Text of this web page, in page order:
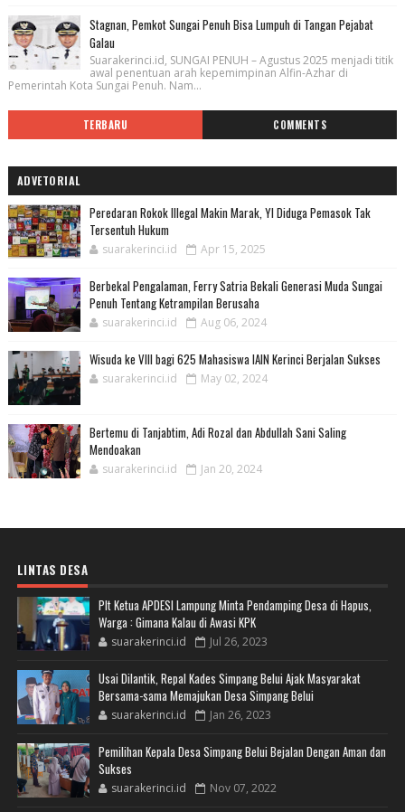
Stagnan, Pemkot Sungai Penuh Bisa Lumpuh di Tangan Pejabat
Galau
Suarakerinci.id, SUNGAI PENUH – Agustus 2025 menjadi titik
awal penentuan arah kepemimpinan Alfin-Azhar di
Pemerintah Kota Sungai Penuh. Nam...
TERBARU COMMENTS
ADVETORIAL
Peredaran Rokok Illegal Makin Marak, YI Diduga Pemasok Tak
Tersentuh Hukum
suarakerinci.id Apr 15, 2025
Berbekal Pengalaman, Ferry Satria Bekali Generasi Muda Sungai
Penuh Tentang Ketrampilan Berusaha
suarakerinci.id Aug 06, 2024
Wisuda ke VIII bagi 625 Mahasiswa IAIN Kerinci Berjalan Sukses
suarakerinci.id May 02, 2024
Bertemu di Tanjabtim, Adi Rozal dan Abdullah Sani Saling
Mendoakan
suarakerinci.id Jan 20, 2024
LINTAS DESA
Plt Ketua APDESI Lampung Minta Pendamping Desa di Hapus,
Warga : Gimana Kalau di Awasi KPK
suarakerinci.id Jul 26, 2023
Usai Dilantik, Repal Kades Simpang Belui Ajak Masyarakat
Bersama-sama Memajukan Desa Simpang Belui
suarakerinci.id Jan 26, 2023
Pemilihan Kepala Desa Simpang Belui Bejalan Dengan Aman dan
Sukses
suarakerinci.id Nov 07, 2022